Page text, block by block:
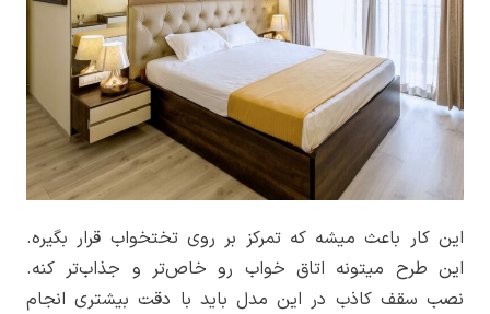
این کار باعث میشه که تمرکز بر روی تختخواب قرار بگیره.
این طرح میتونه اتاق خواب رو خاص‌تر و جذاب‌تر کنه.
نصب سقف کاذب در این مدل باید با دقت بیشتری انجام